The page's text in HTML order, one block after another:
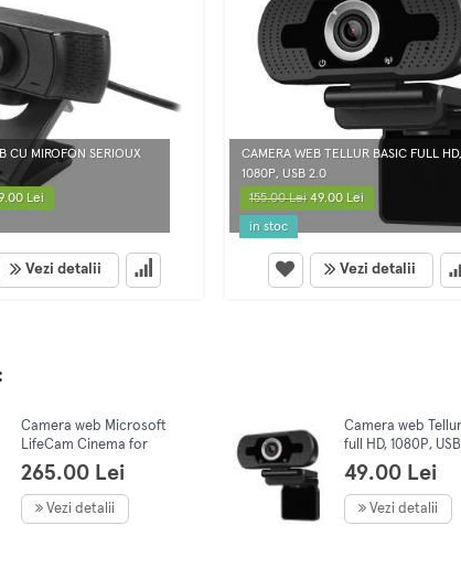
CU MIROFON SERIOUX
Lei
Vezi detalii
CAMERA WEB TELLUR BASIC FULL HD,
1080P, USB 2.0
155.00 Lei49.00 Lei
in stoc
Vezi detalii
Camera web Microsoft
LifeCam Cinema for
Business
265.00 Lei
Vezi detalii
Camera web
full HD, 1080P,
49.00 Lei
Vezi detalii